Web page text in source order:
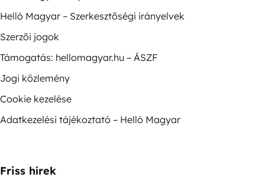
Helló Magyar – Szerkesztőségi irányelvek
Szerzői jogok
Támogatás: hellomagyar.hu – ÁSZF
Jogi közlemény
Cookie kezelése
Adatkezelési tájékoztató – Helló Magyar
Friss hírek